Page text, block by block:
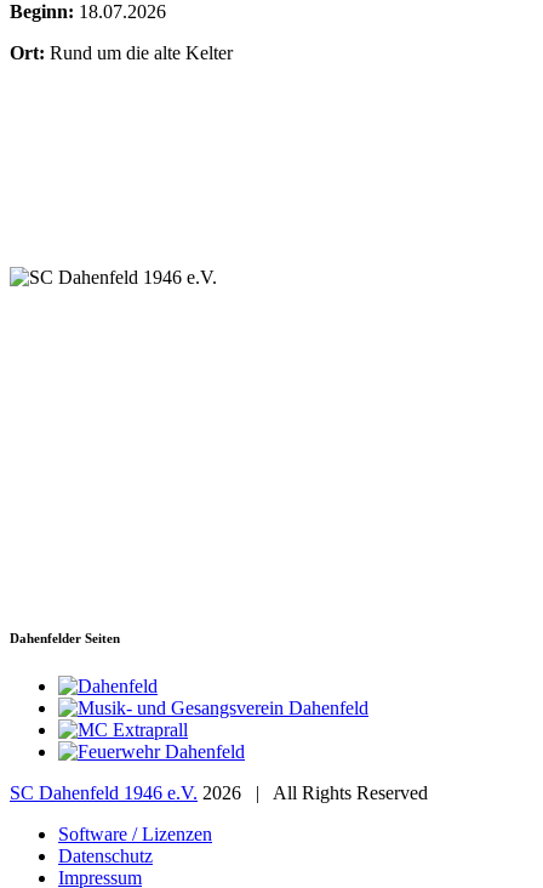
Beginn: 18.07.2026
Ort: Rund um die alte Kelter
Dahenfelder Seiten
SC Dahenfeld 1946 e.V. 2026 | All Rights Reserved
Software / Lizenzen
Datenschutz
Impressum